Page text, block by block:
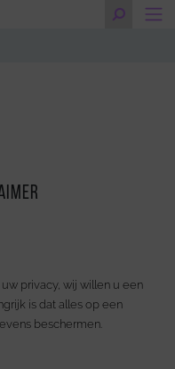
privacy, wij willen u een
is dat alles op een
beschermen.